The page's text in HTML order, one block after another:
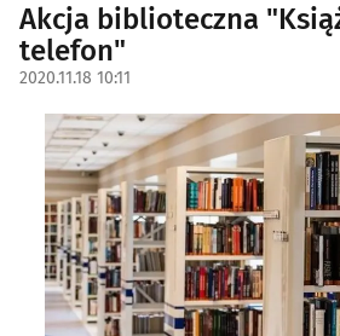
Akcja biblioteczna
telefon"
2020.11.18 10:11